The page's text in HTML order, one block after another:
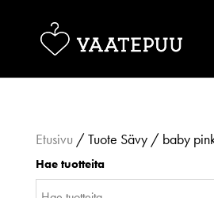
Etusivu / Tuote Sävy / baby
Hae tuotteita